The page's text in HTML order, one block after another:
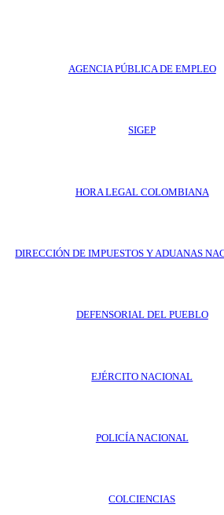
AGENCIA PÚBLICA DE EMPLEO
SIGEP
HORA LEGAL COLOMBIANA
DIRECCIÓN DE IMPUESTOS Y ADUANAS
DEFENSORIAL DEL PUEBLO
EJÉRCITO NACIONAL
POLICÍA NACIONAL
COLCIENCIAS